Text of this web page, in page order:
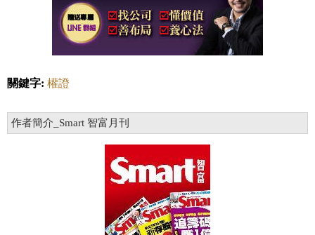
關鍵字: 權證
作者簡介_Smart 智富月刊